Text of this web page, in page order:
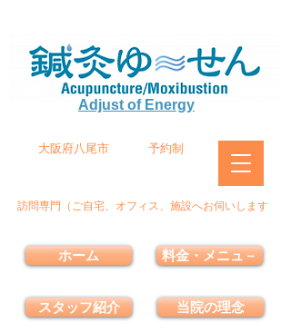
Adjust of Energy
大阪府八尾市 予約制
訪問専門（ご自宅、オフィス、施設へお伺いします
ホーム
スタッフ紹介
料金・メニュ－
当院の理念